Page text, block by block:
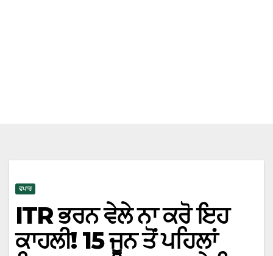
ਵਪਾਰ
ITR ਭਰਨ ਵੇਲੇ ਨਾ ਕਰੋ ਇਹ
ਕਾਹਲੀ! 15 ਜੂਨ ਤੋਂ ਪਹਿਲਾਂ